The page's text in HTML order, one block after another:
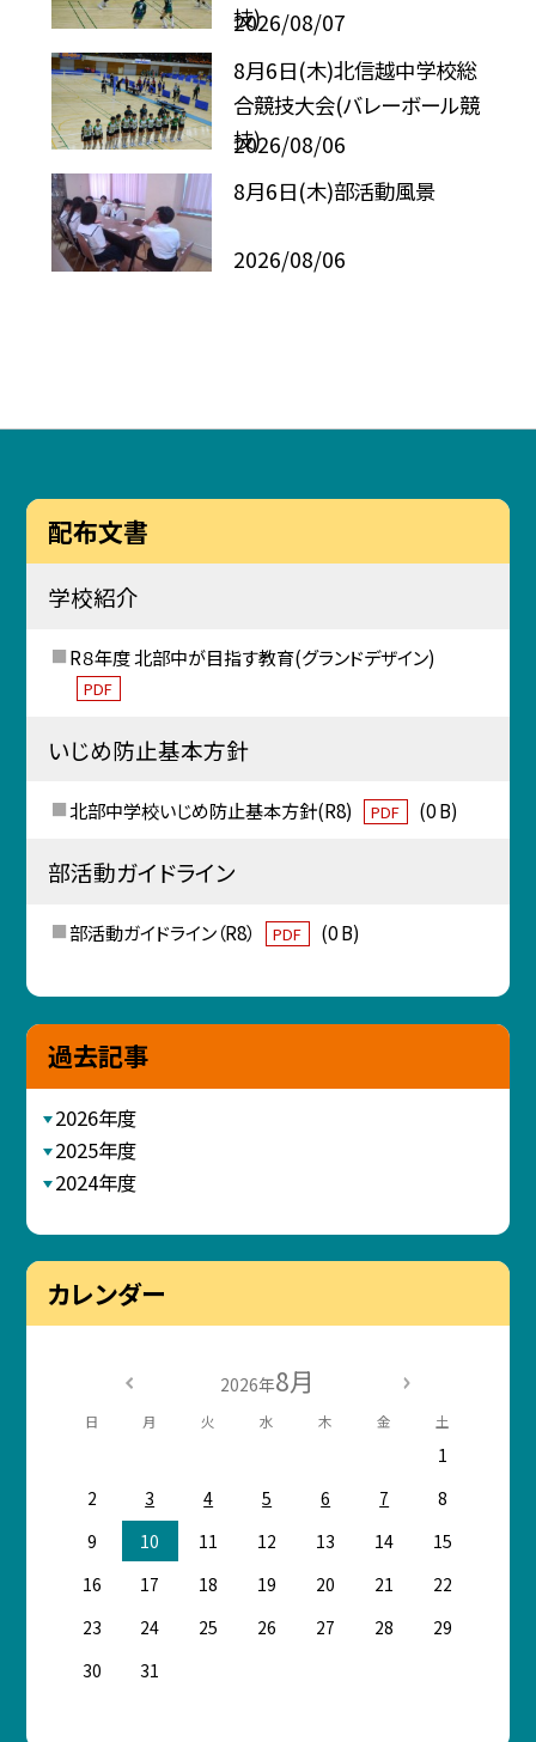
技)
2026/08/07
8月6日(木)北信越中学校総
合競技大会(バレーボール競
技)
2026/08/06
8月6日(木)部活動風景
2026/08/06
配布文書
学校紹介
R８年度 北部中が目指す教育(グランドデザイン)
PDF
いじめ防止基本方針
北部中学校いじめ防止基本方針(R8) PDF (0 B)
部活動ガイドライン
部活動ガイドライン（R8） PDF (0 B)
過去記事
2026年度
2025年度
2024年度
カレンダー
2026年8月
日 月 火 水 木 金 土
1
2
3 4 5 6 7
8
9
10 11 12 13 14
15
16
17 18 19 20 21
22
23
24 25 26 27 28
29
30
31